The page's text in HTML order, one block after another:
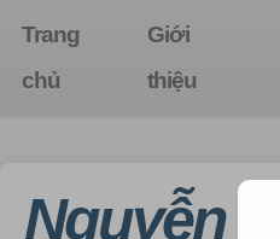
Trang
chủ
Giới
thiệu
Nguyễn